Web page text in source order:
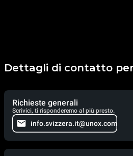
Dettagli di contatto per
Richieste generali
Scrivici, ti risponderemo al più presto.
info.svizzera.it@unox.com